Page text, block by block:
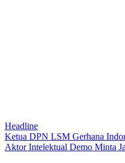
Headline
Ketua DPN LSM Gerhana
Aktor Intelektual Demo Minta